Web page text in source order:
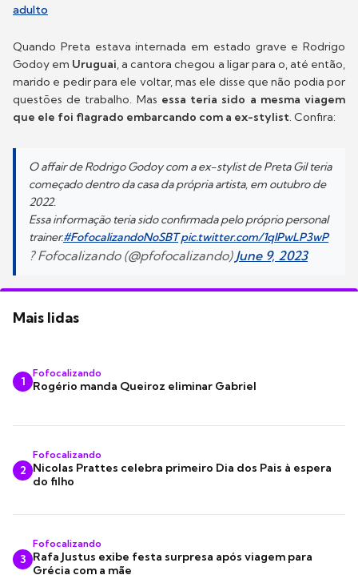
adulto
Quando Preta estava internada em estado grave e Rodrigo
Godoy em Uruguai, a cantora chegou a ligar para o, até então,
marido e pedir para ele voltar, mas ele disse que não podia por
questões de trabalho. Mas essa teria sido a mesma viagem
que ele foi flagrado embarcando com a ex-stylist. Confira:
O affair de Rodrigo Godoy com a ex-stylist de Preta Gil teria
começado dentro da casa da própria artista, em outubro de
2022.
Essa informação teria sido confirmada pelo próprio personal
trainer.#FofocalizandoNoSBT pic.twitter.com/1qlPwLP3wP
? Fofocalizando (@pfofocalizando) June 9, 2023
Mais lidas
1
Fofocalizando
Rogério manda Queiroz eliminar Gabriel
2
Fofocalizando
Nicolas Prattes celebra primeiro Dia dos Pais à espera
do filho
3
Fofocalizando
Rafa Justus exibe festa surpresa após viagem para
Grécia com a mãe